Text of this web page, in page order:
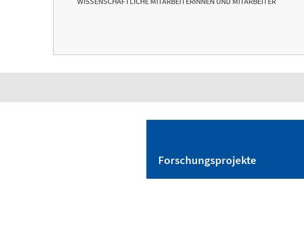
Forschungsprojekte